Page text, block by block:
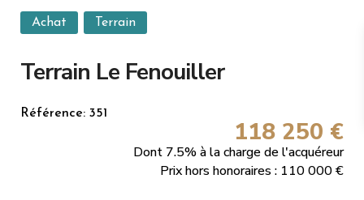
Achat Terrain
Terrain Le Fenouiller
Référence: 351
118 250 €
Dont 7.5% à la charge de l'acquéreur
Prix hors honoraires : 110 000 €